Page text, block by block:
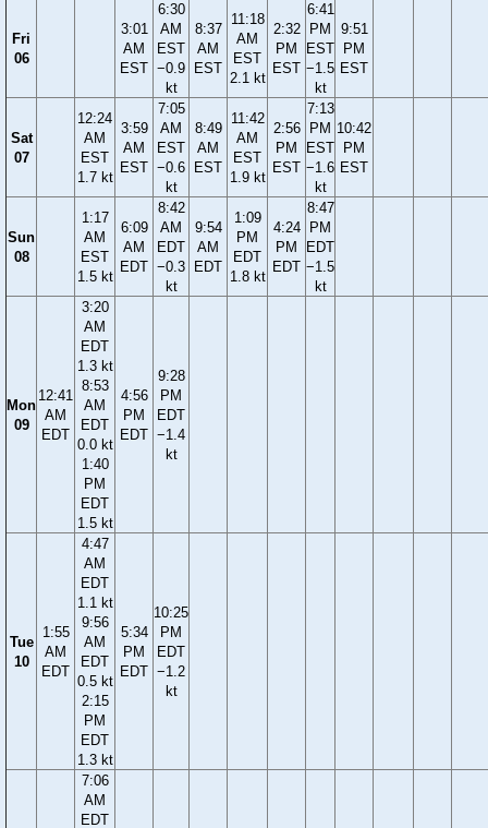
Fri
06
3:01
AM
EST
6:30
AM
EST
−0.9
kt
8:37
AM
EST
11:18
AM
EST
2.1 kt
2:32
PM
EST
6:41
PM
EST
−1.5
kt
9:51
PM
EST
Sat
07
12:24
AM
EST
1.7 kt
3:59
AM
EST
7:05
AM
EST
−0.6
kt
8:49
AM
EST
11:42
AM
EST
1.9 kt
2:56
PM
EST
7:13
PM
EST
−1.6
kt
10:42
PM
EST
Sun
08
1:17
AM
EST
1.5 kt
6:09
AM
EDT
8:42
AM
EDT
−0.3
kt
9:54
AM
EDT
1:09
PM
EDT
1.8 kt
4:24
PM
EDT
8:47
PM
EDT
−1.5
kt
Mon
09
12:41
AM
EDT
3:20
AM
EDT
1.3 kt
8:53
AM
EDT
0.0 kt
1:40
PM
EDT
1.5 kt
4:56
PM
EDT
9:28
PM
EDT
−1.4
kt
Tue
10
1:55
AM
EDT
4:47
AM
EDT
1.1 kt
9:56
AM
EDT
0.5 kt
2:15
PM
EDT
1.3 kt
5:34
PM
EDT
10:25
PM
EDT
−1.2
kt
7:06
AM
EDT